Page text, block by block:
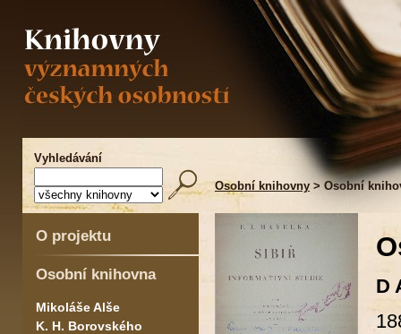
Vyhledávání
Osobní knihovny > Osobní
O projektu
Osobní knihovna
Mikoláše Alše
K. H. Borovského
D